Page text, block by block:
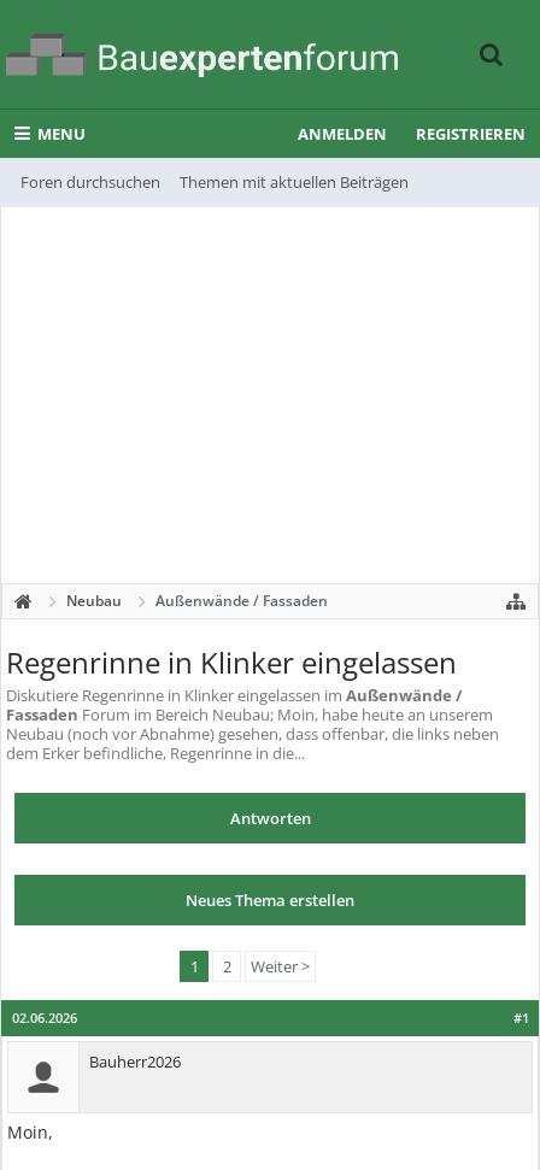
MENU
Foren durchsuchen Themen mit aktuellen Beiträgen
ANMELDEN REGISTRIEREN
Neubau Außenwände / Fassaden
Regenrinne in Klinker eingelassen
Diskutiere Regenrinne in Klinker eingelassen im Außenwände /
Fassaden Forum im Bereich Neubau; Moin, habe heute an unserem
Neubau (noch vor Abnahme) gesehen, dass offenbar, die links neben
dem Erker befindliche, Regenrinne in die...
Antworten
Neues Thema erstellen
1 2 Weiter >
#1
02.06.2026
Bauherr2026
Moin,